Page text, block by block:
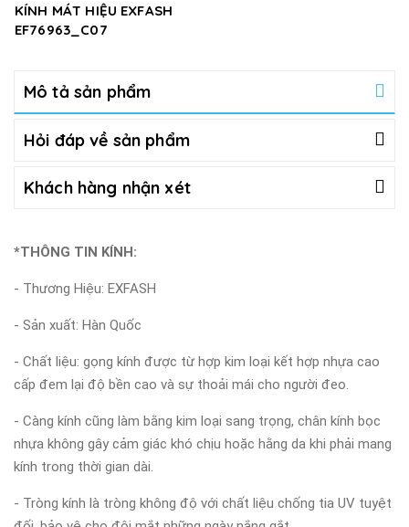
KÍNH MÁT HIỆU EXFASH
EF76963_C07
Mô tả sản phẩm
Hỏi đáp về sản phẩm
Khách hàng nhận xét
*THÔNG TIN KÍNH:
- Thương Hiệu: EXFASH
- Sản xuất: Hàn Quốc
- Chất liệu: gọng kính được từ hợp kim loại kết hợp nhựa cao
cấp đem lại độ bền cao và sự thoải mái cho người đeo.
- Càng kính cũng làm bằng kim loại sang trọng, chân kính bọc
nhựa không gây cảm giác khó chịu hoặc hằng da khi phải mang
kính trong thời gian dài.
- Tròng kính là tròng không độ với chất liệu chống tia UV tuyệt